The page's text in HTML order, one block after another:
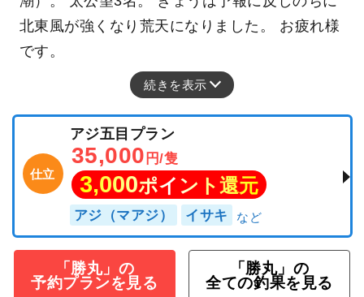
北東風が強くなり荒天になりました。 お疲れ様
です。
続きを表示
仕立
アジ五目プラン
35,000 円/隻
3,000ポイント還元
アジ（マアジ） イサキ
「勝丸」の
予約プランを見る
「勝丸」の
全ての釣果を見る